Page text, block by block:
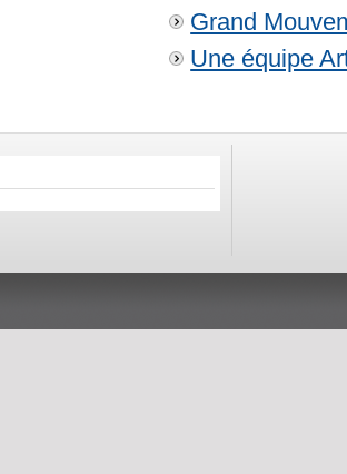
Grand
Une équipe